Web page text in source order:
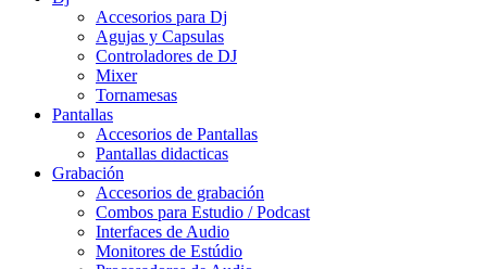
Accesorios para Dj
Agujas y Capsulas
Controladores de DJ
Mixer
Tornamesas
Pantallas
Accesorios de Pantallas
Pantallas didacticas
Grabación
Accesorios de grabación
Combos para Estudio / Podcast
Interfaces de Audio
Monitores de Estúdio